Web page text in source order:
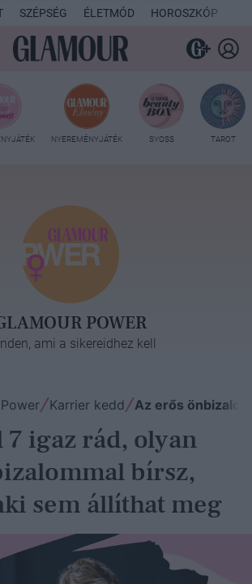
SZÉPSÉG ÉLETMÓD HOROSZKÓP
NYEREMÉNYJÁTÉK SYOSS TAROT
POWER
ami a sikereidhez kell
Karrier kedd Az erős
igaz rád, olyan
bírsz,
sem állíthat meg